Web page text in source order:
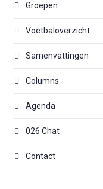
Groepen
Voetbaloverzicht
Samenvattingen
Columns
Agenda
026 Chat
Contact